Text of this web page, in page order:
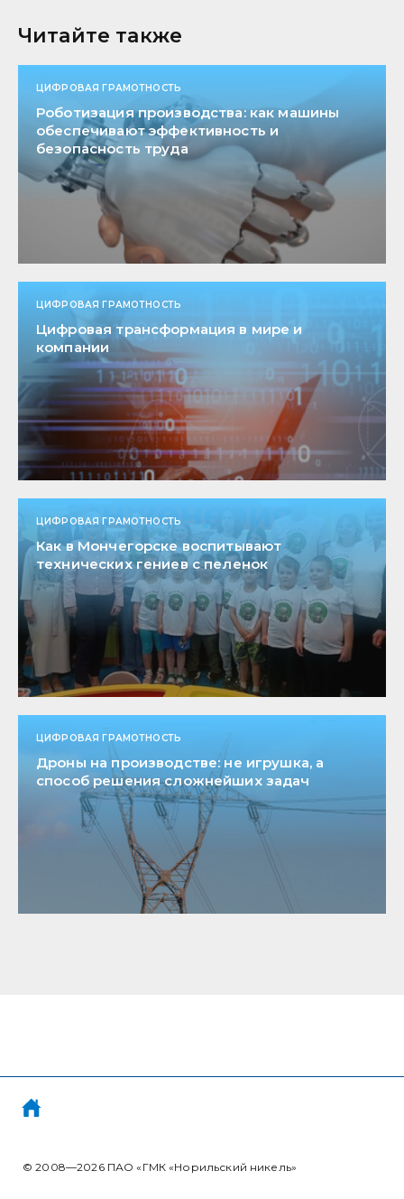
Читайте также
ЦИФРОВАЯ ГРАМОТНОСТЬ
Роботизация производства: как машины
обеспечивают эффективность и
безопасность труда
ЦИФРОВАЯ ГРАМОТНОСТЬ
Цифровая трансформация в мире и
компании
ЦИФРОВАЯ ГРАМОТНОСТЬ
Как в Мончегорске воспитывают
технических гениев с пеленок
ЦИФРОВАЯ ГРАМОТНОСТЬ
Дроны на производстве: не игрушка, а
способ решения сложнейших задач
© 2008—2026 ПАО «ГМК «Норильский никель»